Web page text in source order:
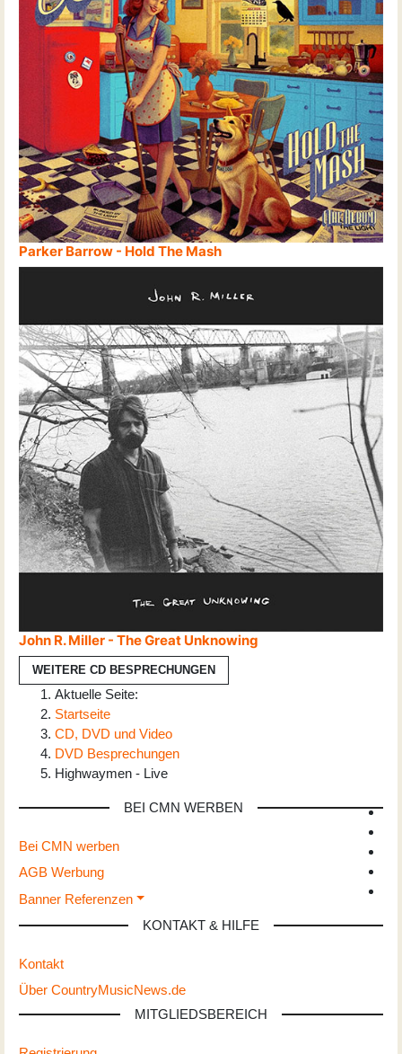
Parker Barrow - Hold The Mash
John R. Miller - The Great Unknowing
WEITERE CD BESPRECHUNGEN
Aktuelle Seite:
Startseite
CD, DVD und Video
DVD Besprechungen
Highwaymen - Live
BEI CMN WERBEN
Bei CMN werben
AGB Werbung
Banner Referenzen
KONTAKT & HILFE
Kontakt
Über CountryMusicNews.de
MITGLIEDSBEREICH